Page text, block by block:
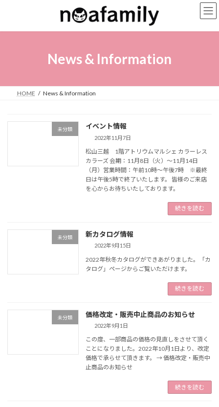
ン
ー
News & Information
HOME News & Information
未分類 イベント情報
2022年11月7日
松山三越 1階アトリウムマルシェ カラーレス
カラーズ 会期：11月8日（火）～11月14日
（月）営業時間：午前10時～午後7時 ※最終
日は午後5時で終了いたします。 皆様のご来店
を心からお待ちいたしております。
続きを読む
未分類 新カタログ情報
2022年9月15日
2022年秋冬カタログができあがりました。「カ
タログ」ページからご覧いただけます。
続きを読む
未分類 価格改定・販売中止商品のお知らせ
2022年9月1日
この度、一部商品の価格の見直しをさせて頂く
ことになりました。2022年10月1日より、改定
価格で承らせて頂きます。 → 価格改定・販売中
止商品のお知らせ
続きを読む